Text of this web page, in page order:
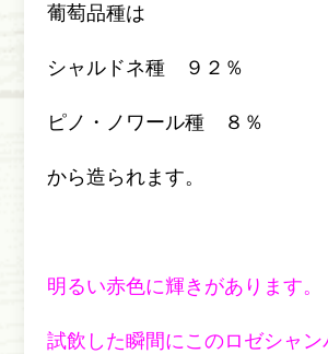
葡萄品種は
シャルドネ種 ９２％
ピノ・ノワール種 ８％
から造られます。
明るい赤色に輝きがあります。
試飲した瞬間にこのロゼシャン